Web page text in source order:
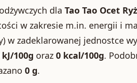
dla Tao Tao Ocet
w zakresie m.in. energii i
w zadeklarowanej jednostce
kJ/100g oraz 0 kcal/100g.
0 g.